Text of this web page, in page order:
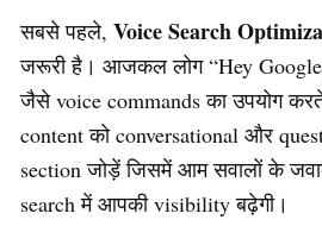
सबसे पहले, Voice Search
जरूरी है। आजकल लोग “Hey
जैसे voice commands का उपयोग
content को conversational और
section जोड़ें जिसमें आम सवालों के
search में आपकी visibility बढ़ेगी।